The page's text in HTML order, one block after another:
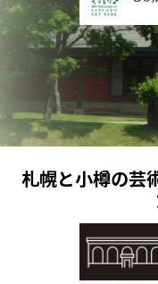
札幌と小樽の芸